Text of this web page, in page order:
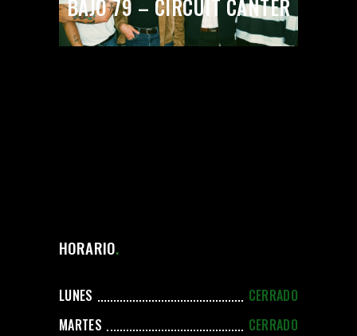
BAJO 79 – CIRCUIT CÀNTER
HORARIO
LUNES
CERRADO
MARTES
CERRADO